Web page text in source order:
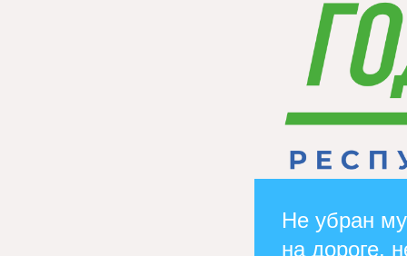
Не убран
на дороге,